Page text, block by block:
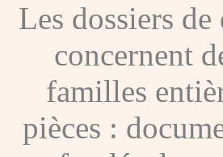
Les dossiers
concernent
familles
pièces :